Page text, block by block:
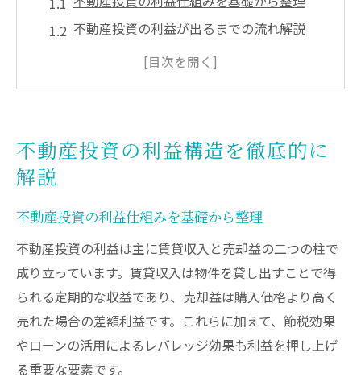
不動産投資の利益が出るまでの流れ解説
不動産投資 利益率で見る収益構造の違い
利益最大化へ実践的な不動産投資戦略
利益最大化を実現する不動産投資の戦略
不動産投資仕組みを活かす戦略的投資術
不動産投資の利益率アップのポイントとは
利益が出るまでの不動産投資戦略を解説
理想と現実の利回り乖離をどう乗り越えるか
不動産投資 利回り最低ラインの見極め方
不動産投資で理想利回りと現実の差を把握
不動産投資の利益構造を徹底的に
解説
不動産投資の利益仕組みを基礎から整理
不動産投資の利益は主に賃貸収入と売却益の二つの柱で
成り立っています。賃貸収入は物件を貸し出すことで得
られる定期的な収益であり、売却益は購入価格より高く
売れた場合の差額利益です。これらに加えて、節税効果
やローンの活用によるレバレッジ効果も利益を押し上げ
る重要な要素です。